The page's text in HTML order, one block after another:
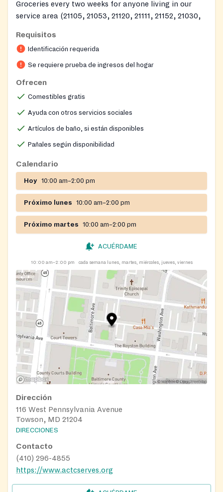
Groceries every two weeks for anyone living in our
service area (21105, 21053, 21120, 21111, 21152, 21030,
21252, 21285, 21284, 21212, 21234, 21210, and 21239)
https://www.facebook.com/profile.php?
id=100039085190831
Requisitos
Identificación requerida
Se requiere prueba de ingresos del hogar
Ofrecen
Comestibles gratis
Ayuda con otros servicios sociales
Artículos de baño, si están disponibles
Pañales según disponibilidad
Calendario
Hoy 10:00 am–2:00 pm
Próximo lunes 10:00 am–2:00 pm
Próximo martes 10:00 am–2:00 pm
ACUÉRDAME
10:00 am–2:00 pm cada semana lunes, martes, miércoles, jueves, viernes
Dirección
116 West Pennsylvania Avenue
Towson, MD 21204
DIRECCIONES
Contacto
(410) 296-4855
https://www.actcserves.org